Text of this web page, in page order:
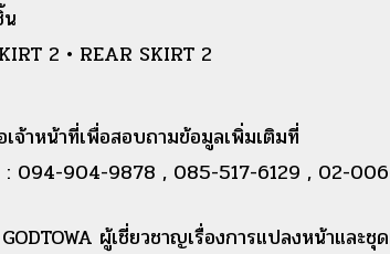
2 • REAR SKIRT 2
จ้าหน้าที่เพื่อสอบถามข้อมูลเพิ่มเติมที่
094-904-9878 , 085-517-6129 , 02-
ผู้เชี่ยวชาญเรื่องการแปลงหน้าแล